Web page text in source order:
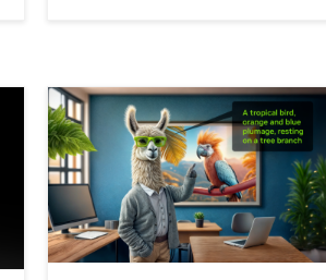
高速化された Llama 3.2 をエッジから